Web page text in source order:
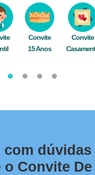
Convite
15 Anos
Convite
com dúvidas
o Convite De